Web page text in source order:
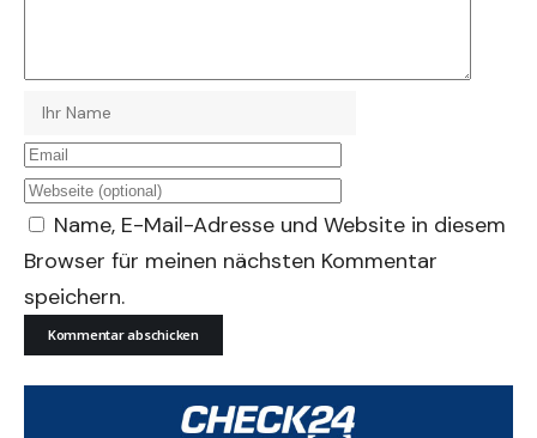
Name, E-Mail-Adresse und Website in diesem
Browser für meinen nächsten Kommentar
speichern.